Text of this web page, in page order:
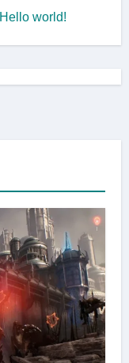
Hello world!